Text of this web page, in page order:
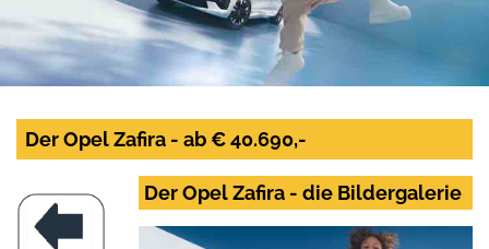
Der Opel Zafira - ab € 40.690,-
Der Opel Zafira - die Bildergalerie